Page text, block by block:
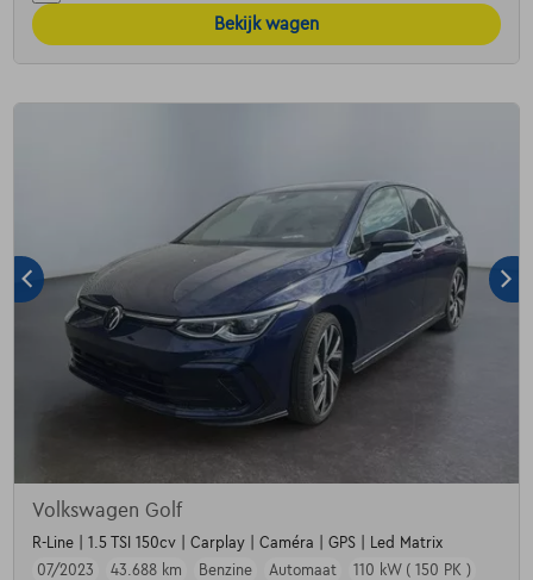
Bekijk wagen
Volkswagen Golf
R-Line | 1.5 TSI 150cv | Carplay | Caméra | GPS | Led Matrix
07/2023
43.688 km Benzine Automaat 110 kW ( 150 PK )